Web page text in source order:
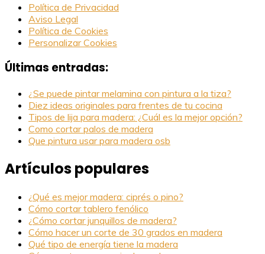
Política de Privacidad
Aviso Legal
Política de Cookies
Personalizar Cookies
Últimas entradas:
¿Se puede pintar melamina con pintura a la tiza?
Diez ideas originales para frentes de tu cocina
Tipos de lija para madera: ¿Cuál es la mejor opción?
Como cortar palos de madera
Que pintura usar para madera osb
Artículos populares
¿Qué es mejor madera: ciprés o pino?
Cómo cortar tablero fenólico
¿Cómo cortar junquillos de madera?
Cómo hacer un corte de 30 grados en madera
Qué tipo de energía tiene la madera